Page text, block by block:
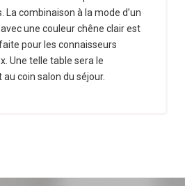
La combinaison à la mode d’un
une couleur chêne clair est
pour les connaisseurs
Une telle table sera le
coin salon du séjour.